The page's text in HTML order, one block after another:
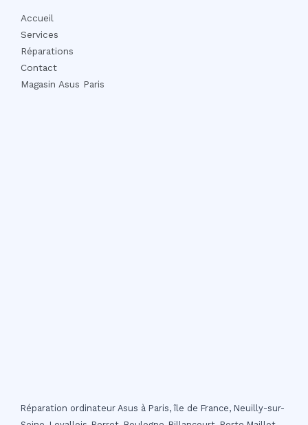
Accueil
Services
Réparations
Contact
Magasin Asus Paris
Réparation ordinateur Asus à Paris, île de France, Neuilly-sur-